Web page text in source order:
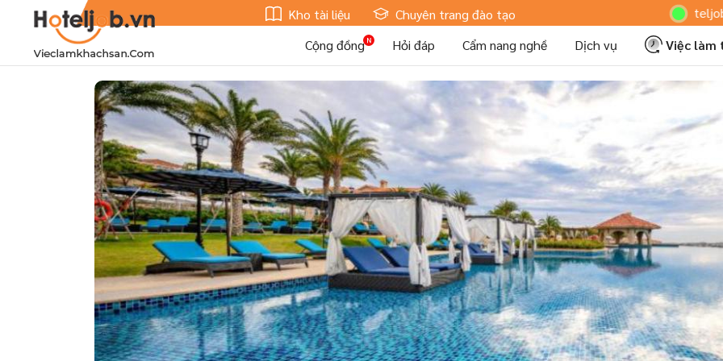
Kho tài liệu Chuyên trang đào tạo Hoteljob MV:
Cộng đồng
Hỏi đáp Cẩm nang nghề Dịch vụ
Việc làm